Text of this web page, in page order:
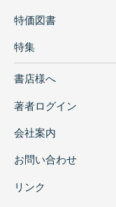
特価図書
特集
書店様へ
著者ログイン
会社案内
お問い合わせ
リンク